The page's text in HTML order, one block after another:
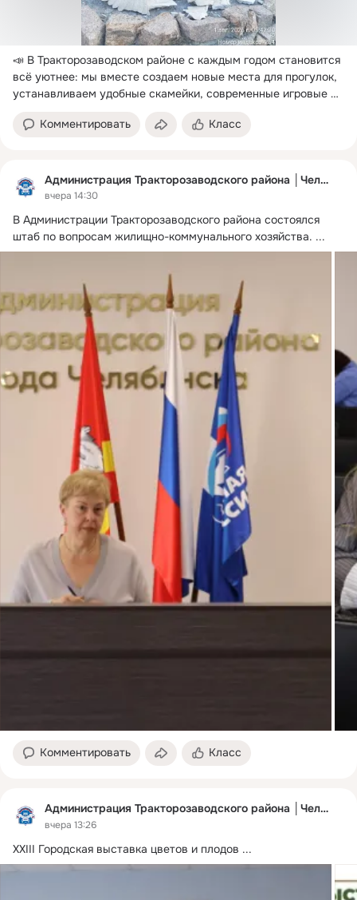
📣 В Тракторозаводском районе с каждым годом становится
всё уютнее: мы вместе создаем новые места для прогулок,
устанавливаем удобные скамейки, современные игровые
Комментировать
Класс
Администрация Тракторозаводского района │Челябинск
вчера 14:30
В Администрации Тракторозаводского района состоялся
штаб по вопросам жилищно-коммунального хозяйства. ...
Комментировать Класс
Администрация Тракторозаводского района │Челябинск
вчера 13:26
XXIII Городская выставка цветов и плодов ...